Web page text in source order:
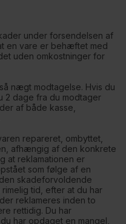
under forsendelsen af
en vare er behæftet med
uden omkostninger for
nægt modtagelse. Hvis du
2 dage fra du modtager
af både kasse,
repareret, ombyttet,
afhængig af den konkrete
at reklamationen er
som følge af en
skadeforvoldende
tid, efter at du har
reklameres inden to
rettidig. Du har
har opdaget en mangel,